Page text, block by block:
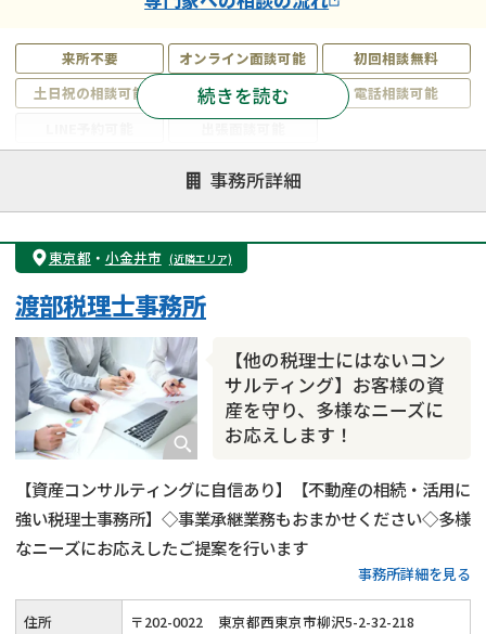
来所不要 オンライン面談可能
初回相談無料
土日祝の相談可能
19時以降電話可能
電話相談可能
遺言書作成・遺言執行
相続放棄
相続登記
遺産分割
遺留分侵害額請求
相続税申告
相続手続き
銀行手続き
成年後見・任意後見
相続人調査
相続トラブル
続きを読む
事務所詳細
東京都 ・ 小金井市 (近隣エリア)
【他の税理士にはないコン
サルティング】お客様の資
産を守り、多様なニーズに
お応えします！
渡部税理士事務所
【資産コンサルティングに自信あり】【不動産の相続・活用に
強い税理士事務所】◇事業承継業務もおまかせください◇多様
なニーズにお応えしたご提案を行います
事務所詳細を見る
住所 〒202-0022 東京都西東京市柳沢5-2-32-218